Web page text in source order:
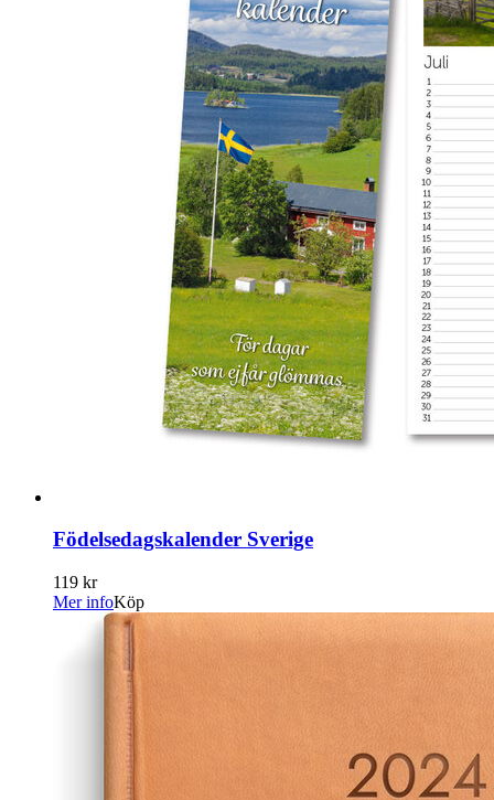
Födelsedagskalender Sverige
119 kr
Mer infoKöp